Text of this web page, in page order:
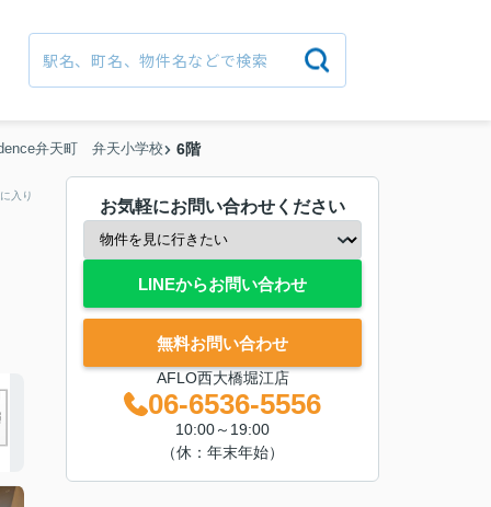
弁天町 弁天小学校 6階
入り
お気軽にお問い合わせください
LINEからお問い合わせ
無料お問い合わせ
AFLO西大橋堀江店
06-6536-5556
10:00～19:00
（休：年末年始）